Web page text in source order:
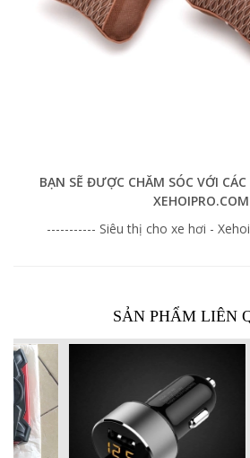
BẠN SẼ ĐƯỢC CHĂM SÓC VỚI
XEHOIPRO.COM
----------- Siêu thị cho xe hơi -
SẢN PHẨM LIÊN